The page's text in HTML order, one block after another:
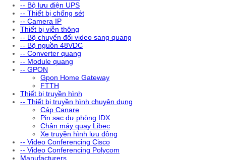
-- Bộ lưu điện UPS
-- Thiết bị chống sét
-- Camera IP
Thiết bị viễn thông
-- Bộ chuyển đổi video sang quang
-- Bộ nguồn 48VDC
-- Converter quang
-- Module quang
-- GPON
Gpon Home Gateway
FTTH
Thiết bị truyền hình
-- Thiết bị truyền hình chuyên dụng
Cáp Canare
Pin sạc dự phòng IDX
Chân máy quay Libec
Xe truyền hình lưu động
-- Video Conferencing Cisco
-- Video Conferencing Polycom
Manufacturers